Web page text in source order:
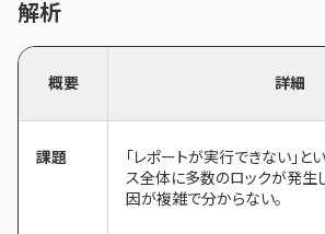
解析
概要 詳細
課題
「レポートが実行できない」と
ス全体に多数のロックが発生
因が複雑で分からない。